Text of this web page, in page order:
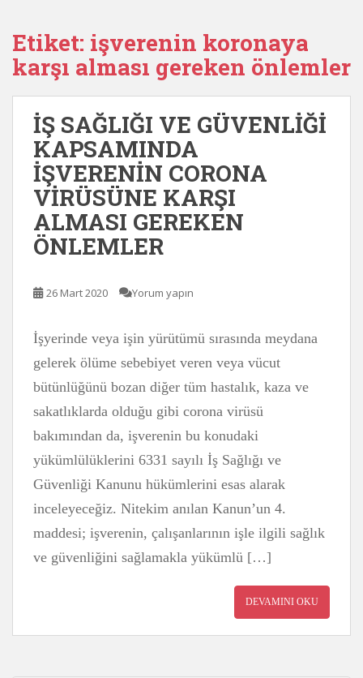
Etiket: işverenin koronaya
karşı alması gereken önlemler
İŞ SAĞLIĞI VE GÜVENLİĞİ
KAPSAMINDA
İŞVERENİN CORONA
VİRÜSÜNE KARŞI
ALMASI GEREKEN
ÖNLEMLER
26 Mart 2020 Yorum yapın
İşyerinde veya işin yürütümü sırasında meydana
gelerek ölüme sebebiyet veren veya vücut
bütünlüğünü bozan diğer tüm hastalık, kaza ve
sakatlıklarda olduğu gibi corona virüsü
bakımından da, işverenin bu konudaki
yükümlülüklerini 6331 sayılı İş Sağlığı ve
Güvenliği Kanunu hükümlerini esas alarak
inceleyeceğiz. Nitekim anılan Kanun’un 4.
maddesi; işverenin, çalışanlarının işle ilgili sağlık
ve güvenliğini sağlamakla yükümlü […]
DEVAMINI OKU